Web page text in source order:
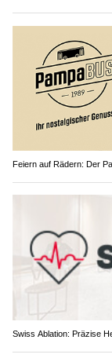
Feiern auf Rädern: Der
Swiss Ablation: Präzise